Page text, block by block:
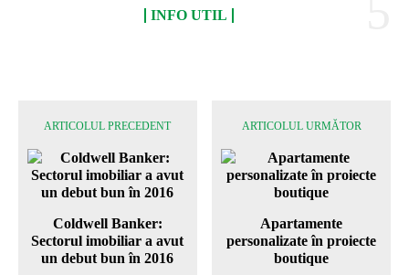
INFO UTIL
ARTICOLUL PRECEDENT
Coldwell Banker:
Sectorul imobiliar a avut
un debut bun în 2016
ARTICOLUL URMĂTOR
Apartamente
personalizate în proiecte
boutique